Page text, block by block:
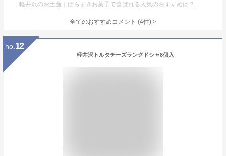
軽井沢のお土産｜ばらまきお菓子で喜ばれる人気のおすすめは？
全てのおすすめコメント (4件) >
no. 12
軽井沢トルタチーズラングドシャ8個入